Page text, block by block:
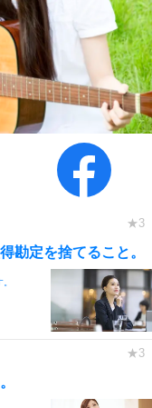
勘定を捨てること。